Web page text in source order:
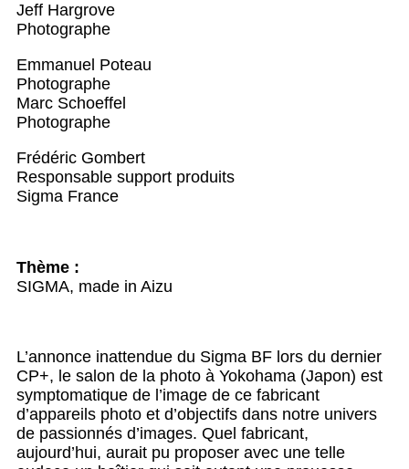
Jeff Hargrove
Photographe
Emmanuel Poteau
Photographe
Marc Schoeffel
Photographe
Frédéric Gombert
Responsable support produits
Sigma France
Thème :
SIGMA, made in Aizu
L’annonce inattendue du Sigma BF lors du dernier
CP+, le salon de la photo à Yokohama (Japon) est
symptomatique de l’image de ce fabricant
d’appareils photo et d’objectifs dans notre univers
de passionnés d’images. Quel fabricant,
aujourd’hui, aurait pu proposer avec une telle